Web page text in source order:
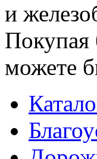
и
Покупая
можете